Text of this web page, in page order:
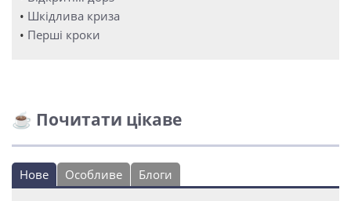
• Шкідлива криза
• Перші кроки
☕ Почитати цікаве
Нове Особливе Блоги